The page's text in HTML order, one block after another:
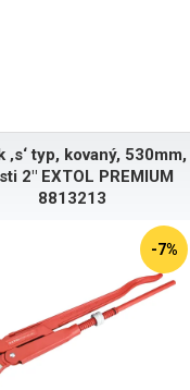
‚s‘ typ, kovaný, 530mm,
2" EXTOL PREMIUM
8813213
-7%